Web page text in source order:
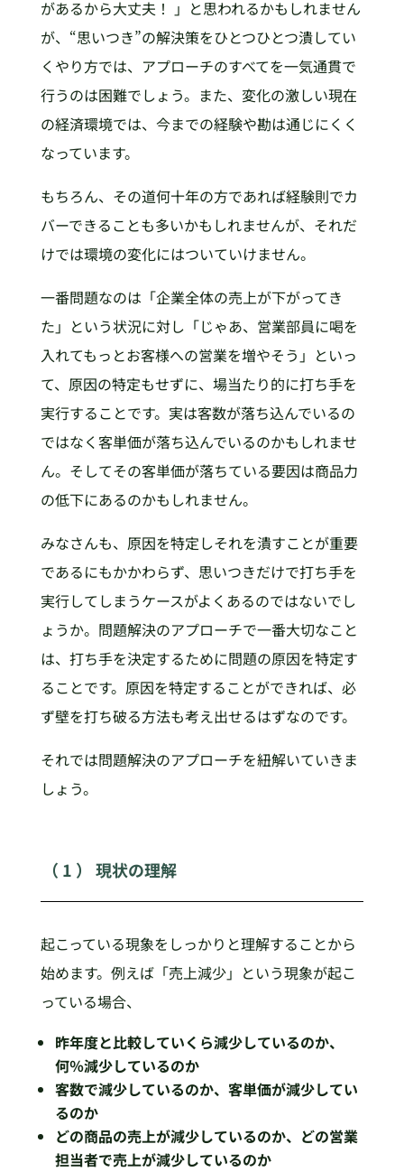
があるから大丈夫！ 」と思われるかもしれません
が、“思いつき”の解決策をひとつひとつ潰してい
くやり方では、アプローチのすべてを一気通貫で
行うのは困難でしょう。また、変化の激しい現在
の経済環境では、今までの経験や勘は通じにくく
なっています。
もちろん、その道何十年の方であれば経験則でカ
バーできることも多いかもしれませんが、それだ
けでは環境の変化にはついていけません。
一番問題なのは「企業全体の売上が下がってき
た」という状況に対し「じゃあ、営業部員に喝を
入れてもっとお客様への営業を増やそう」といっ
て、原因の特定もせずに、場当たり的に打ち手を
実行することです。実は客数が落ち込んでいるの
ではなく客単価が落ち込んでいるのかもしれませ
ん。そしてその客単価が落ちている要因は商品力
の低下にあるのかもしれません。
みなさんも、原因を特定しそれを潰すことが重要
であるにもかかわらず、思いつきだけで打ち手を
実行してしまうケースがよくあるのではないでし
ょうか。問題解決のアプローチで一番大切なこと
は、打ち手を決定するために問題の原因を特定す
ることです。原因を特定することができれば、必
ず壁を打ち破る方法も考え出せるはずなのです。
それでは問題解決のアプローチを紐解いていきま
しょう。
（ 1 ） 現状の理解
起こっている現象をしっかりと理解することから
始めます。例えば「売上減少」という現象が起こ
っている場合、
昨年度と比較していくら減少しているのか、
何％減少しているのか
客数で減少しているのか、客単価が減少してい
るのか
どの商品の売上が減少しているのか、どの営業
担当者で売上が減少しているのか